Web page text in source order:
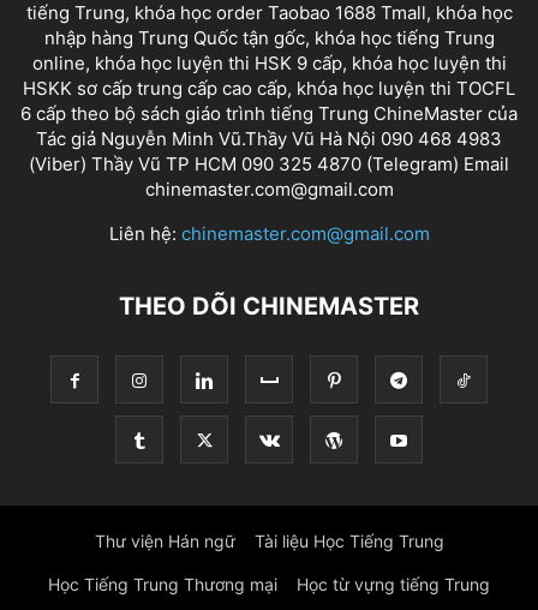
tiếng Trung, khóa học order Taobao 1688 Tmall, khóa học
nhập hàng Trung Quốc tận gốc, khóa học tiếng Trung
online, khóa học luyện thi HSK 9 cấp, khóa học luyện thi
HSKK sơ cấp trung cấp cao cấp, khóa học luyện thi TOCFL
6 cấp theo bộ sách giáo trình tiếng Trung ChineMaster của
Tác giả Nguyễn Minh Vũ.Thầy Vũ Hà Nội 090 468 4983
(Viber) Thầy Vũ TP HCM 090 325 4870 (Telegram) Email
chinemaster.com@gmail.com
Liên hệ: chinemaster.com@gmail.com
THEO DÕI CHINEMASTER
Thư viện Hán ngữ Tài liệu Học Tiếng Trung
Học Tiếng Trung Thương mại Học từ vựng tiếng Trung